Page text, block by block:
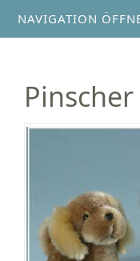
NAVIGATION